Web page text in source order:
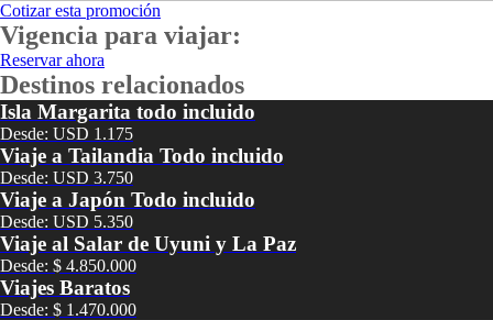
Cotizar esta promoción
Vigencia para viajar:
Reservar ahora
Destinos relacionados
Isla Margarita todo incluido
Desde: USD 1.175
Viaje a Tailandia Todo incluido
Desde: USD 3.750
Viaje a Japón Todo incluido
Desde: USD 5.350
Viaje al Salar de Uyuni y La Paz
Desde: $ 4.850.000
Viajes Baratos
Desde: $ 1.470.000